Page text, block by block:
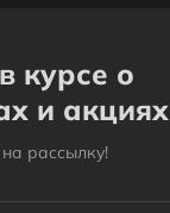
курсе о
и акциях
рассылкy!